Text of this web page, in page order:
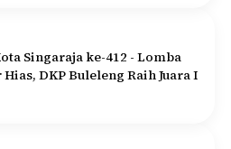
Singaraja ke-412 - Lomba
DKP Buleleng Raih Juara I